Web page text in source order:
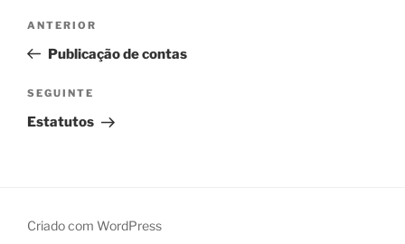
Navegação
artigos
Conteúdo
anterior
ANTERIOR
Publicação de contas
Conteúdo
seguinte
SEGUINTE
Estatutos
Criado com WordPress